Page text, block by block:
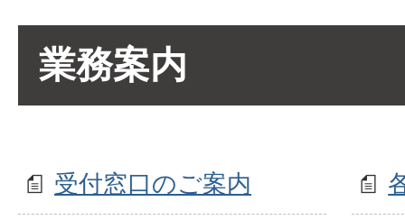
業務案内
受付窓口のご案内